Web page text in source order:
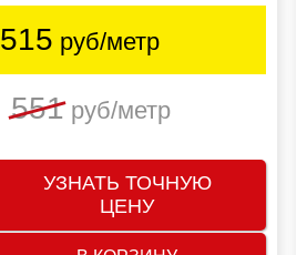
515 руб/метр
551руб/метр
УЗНАТЬ ТОЧНУЮ
ЦЕНУ